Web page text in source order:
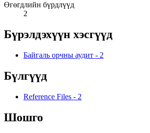
Өгөгдлийн бүрдлүүд
2
Бүрэлдэхүүн хэсгүүд
Байгаль орчны аудит - 2
Бүлгүүд
Reference Files - 2
Шошго